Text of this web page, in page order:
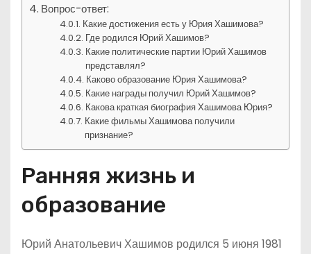
Вопрос-ответ:
Какие достижения есть у Юрия Хашимова?
Где родился Юрий Хашимов?
Какие политические партии Юрий Хашимов
представлял?
Каково образование Юрия Хашимова?
Какие награды получил Юрий Хашимов?
Какова краткая биография Хашимова Юрия?
Какие фильмы Хашимова получили
признание?
Ранняя жизнь и
образование
Юрий Анатольевич Хашимов родился 5 июня 1981